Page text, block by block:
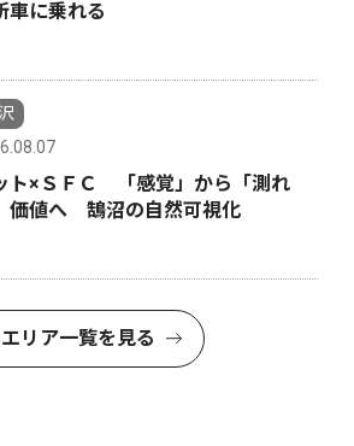
車に乗れる
ト×ＳＦＣ 「感覚」から「測れ
価値へ 鵠沼の自然可視化
エリア一覧を見る